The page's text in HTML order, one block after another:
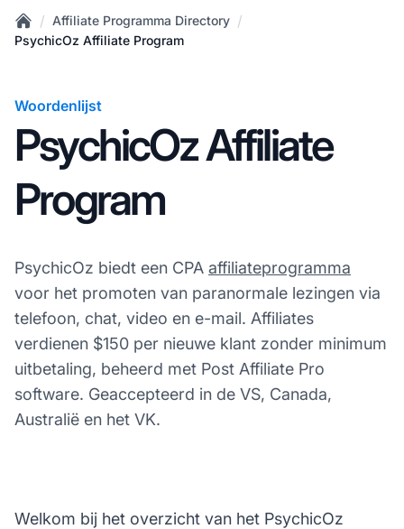
Home
/ Affiliate Programma Directory /
PsychicOz Affiliate Program
Woordenlijst
PsychicOz Affiliate
Program
PsychicOz biedt een CPA affiliateprogramma
voor het promoten van paranormale lezingen via
telefoon, chat, video en e-mail. Affiliates
verdienen $150 per nieuwe klant zonder minimum
uitbetaling, beheerd met Post Affiliate Pro
software. Geaccepteerd in de VS, Canada,
Australië en het VK.
Welkom bij het overzicht van het PsychicOz